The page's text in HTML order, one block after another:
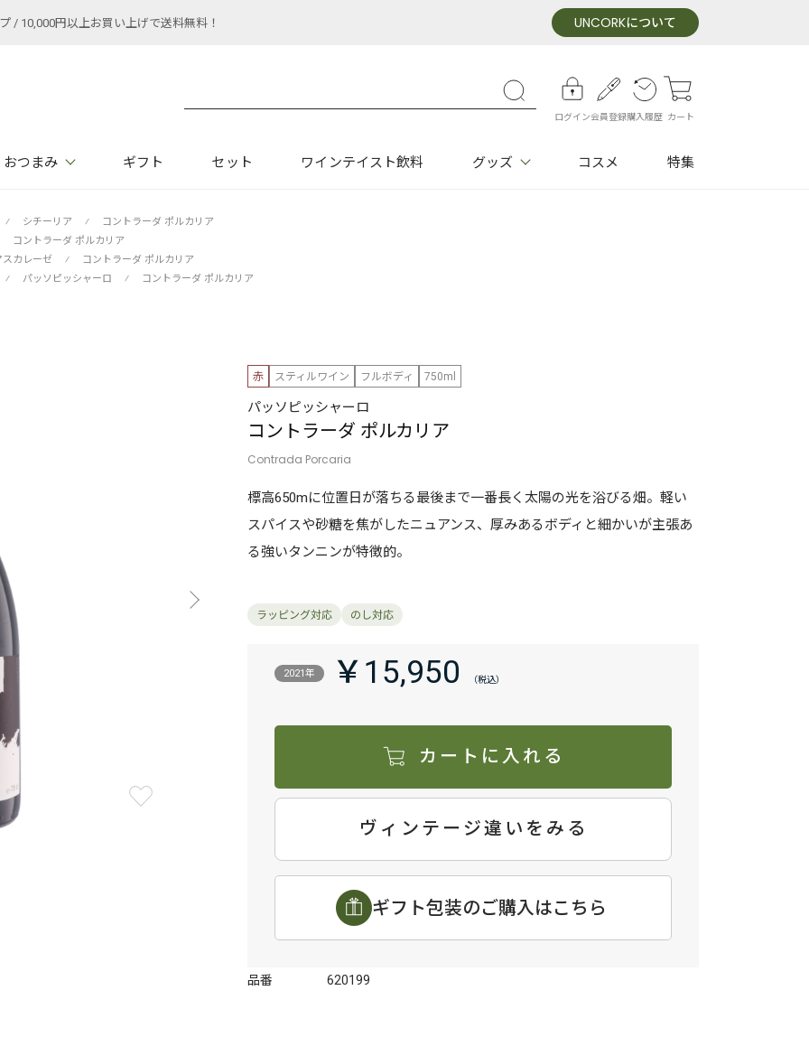
/ 10,000円以上お買い上げで送料無料！ UNCORKについて
ログイン会員登録購入履歴 カート
おつまみ ギフト セット ワインテイスト飲料 グッズ コスメ 特集
⁄ シチーリア ⁄
コントラーダ ポルカリア
コントラーダ ポルカリア
カレーゼ
⁄
コントラーダ ポルカリア
⁄
パッソピッシャーロ ⁄ コントラーダ ポルカリア
赤 スティルワイン フルボディ 750ml
パッソピッシャーロ
コントラーダ ポルカリア
Contrada Porcaria
標高650mに位置日が落ちる最後まで一番長く太陽の光を浴びる畑。軽い
スパイスや砂糖を焦がしたニュアンス、厚みあるボディと細かいが主張あ
る強いタンニンが特徴的。
2021年 ￥15,950
カートに入れる
ヴィンテージ違いをみる
ギフト包装のご購入はこちら
品番 620199